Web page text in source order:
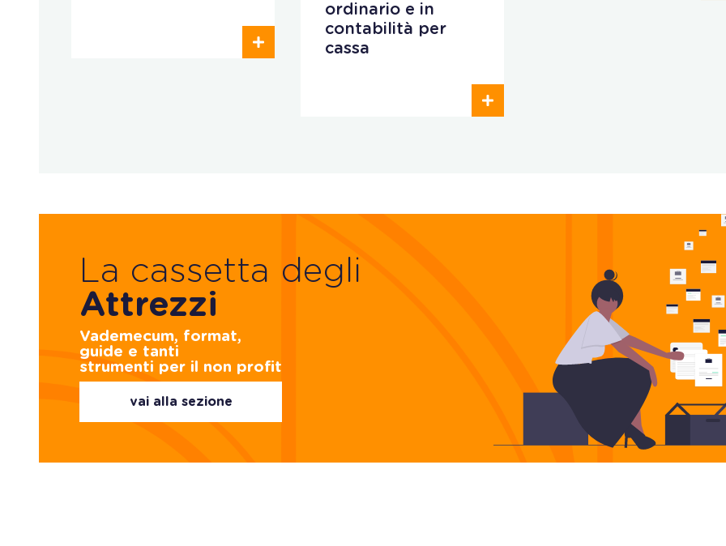
ordinario e in
contabilità per
cassa
La cassetta degli
Attrezzi
Vademecum, format,
guide e tanti
strumenti per il non profit
vai alla sezione